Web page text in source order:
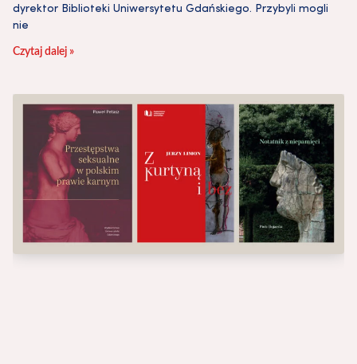
dyrektor Biblioteki Uniwersytetu Gdańskiego. Przybyli mogli
nie
Czytaj dalej »